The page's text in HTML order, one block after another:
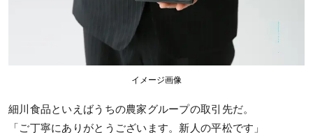
イメージ画像
細川食品といえばうちの農家グループの取引先だ。
「ご丁寧にありがとうございます。新人の平松です」